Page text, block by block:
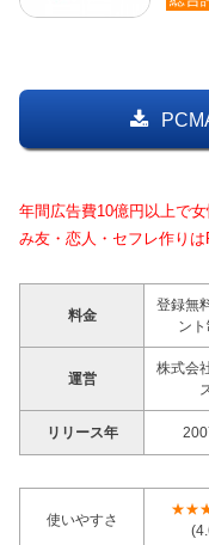
年間広告費10億円以上で
み友・恋人・セフレ作りは
料金
登録無
ント
運営
株式会
リリース年
使いやすさ